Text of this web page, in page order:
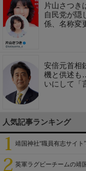
片山さつき
自民党が隠
係、名称変
安倍元首相
機と供述も
いにして「
人気記事ランキング
靖国神社“職員有志サイト
英軍ラグビーチームの靖